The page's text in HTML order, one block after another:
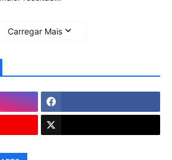
Carregar Mais